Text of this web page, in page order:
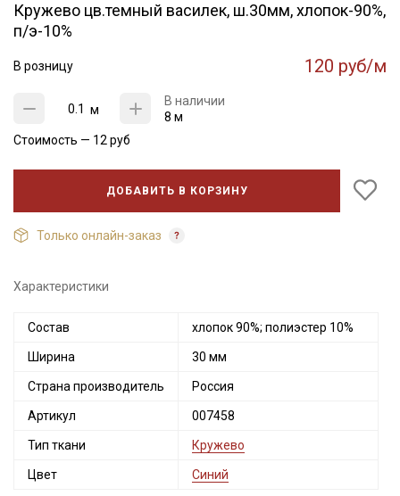
Кружево цв.темный василек, ш.30мм, хлопок-90%,
п/э-10%
В розницу 120 руб/м
м
В наличии
8 м
Стоимость — 12 руб
ДОБАВИТЬ В КОРЗИНУ
Только онлайн-заказ
Характеристики
Состав хлопок 90%; полиэстер 10%
Ширина 30 мм
Страна производитель Россия
Артикул 007458
Тип ткани Кружево
Цвет Синий